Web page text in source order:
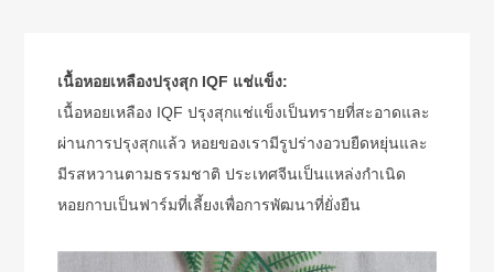
เนื้อหอยเหลืองปรุงสุก IQF แช่แข็ง:
เนื้อหอยเหลือง IQF ปรุงสุกแช่แข็งเป็นทรายที่สะอาดและ
ผ่านการปรุงสุกแล้ว หอยของเรามีรูปร่างอวบยืดหยุ่นและ
มีรสหวานตามธรรมชาติ ประเทศจีนเป็นแหล่งกำเนิด
หอยกาบเป็นฟาร์มที่เลี้ยงเพื่อการพัฒนาที่ยั่งยืน